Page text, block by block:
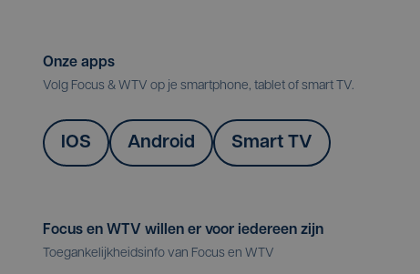
Onze apps
Volg Focus & WTV op je smartphone, tablet of smart TV.
IOS Android Smart TV
Focus en WTV willen er voor iedereen zijn
Toegankelijkheidsinfo van Focus en WTV